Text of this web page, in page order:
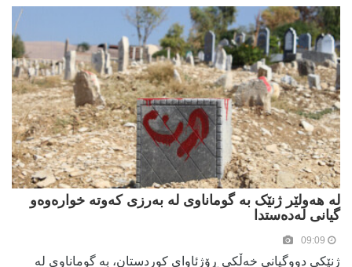
لە هەولێر ژنێک بە گوماناوی لە بەرزی کەوتە خوارەوەو
گیانی لەدەستدا
ژنێکی دووگیانی خەڵکی ڕۆژئاوای کوردستان، بە گوماناوی لە